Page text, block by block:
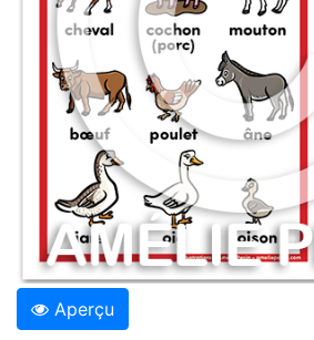
Aperçu